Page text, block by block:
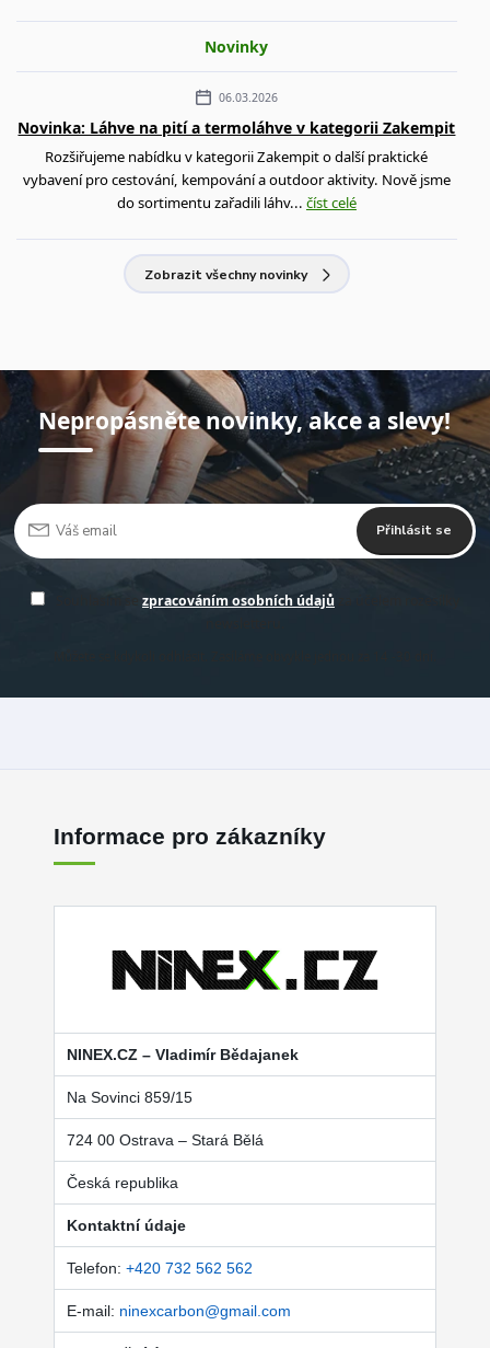
Novinky
06.03.2026
Novinka: Láhve na pití a termoláhve v kategorii Zakempit
Rozšiřujeme nabídku v kategorii Zakempit o další praktické
vybavení pro cestování, kempování a outdoor aktivity. Nově jsme
do sortimentu zařadili láhv... číst celé
Zobrazit všechny novinky
Nepropásněte novinky, akce a slevy!
Přihlásit se
zpracováním osobních údajů
Informace pro zákazníky
NINEX.CZ – Vladimír Bědajanek
Na Sovinci 859/15
724 00 Ostrava – Stará Bělá
Česká republika
Kontaktní údaje
Telefon: +420 732 562 562
E-mail: ninexcarbon@gmail.com